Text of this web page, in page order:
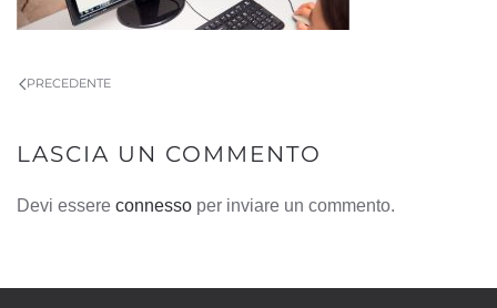
PRECEDENTE
LASCIA UN COMMENTO
Devi essere connesso per inviare un commento.